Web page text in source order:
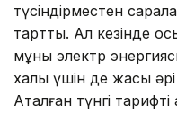
түсіндірместен
тартты. Ал кезінде
мұны электр
халық үшін де жақсы
Аталған түнгі